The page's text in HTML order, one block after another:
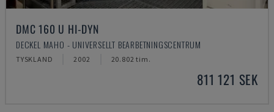
DMC 160 U HI-DYN
DECKEL MAHO - UNIVERSELLT BEARBETNINGSCENTRUM
TYSKLAND 2002 20.802 tim.
811 121 SEK